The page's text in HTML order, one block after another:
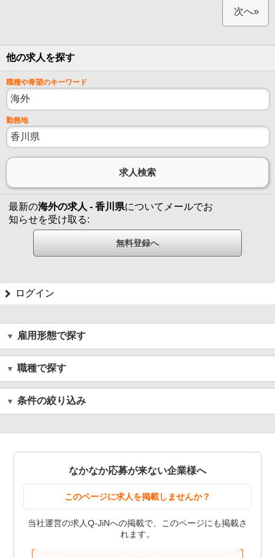
次へ»
他の求人を探す
職種や希望のキーワード
勤務地
最新の海外の求人 - 香川県についてメールでお
知らせを受け取る:
ログイン
雇用形態で探す
職種で探す
条件の絞り込み
なかなか応募が来ない企業様へ
このページに求人を掲載しませんか？
当社運営の求人Q-JiNへの掲載で、このページにも掲載さ
れます。